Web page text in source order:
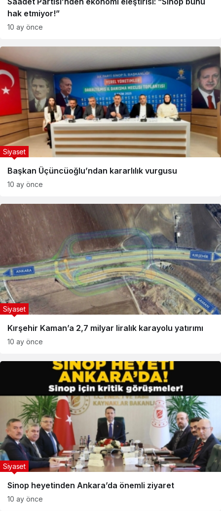
hak etmiyor!”
10 ay önce
Başkan Üçüncüoğlu’ndan kararlılık vurgusu
Siyaset
10 ay önce
Kırşehir Kaman’a 2,7 milyar liralık karayolu yatırımı
Siyaset
10 ay önce
Sinop heyetinden Ankara’da önemli ziyaret
Siyaset
10 ay önce